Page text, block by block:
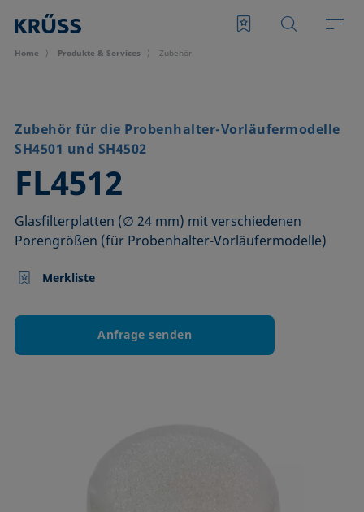
Home Produkte & Services Zubehör
Zubehör für die Probenhalter-Vorläufermodelle
SH4501 und SH4502
FL4512
–
Glasfilterplatten (∅ 24 mm) mit verschiedenen
Porengrößen (für Probenhalter-Vorläufermodelle)
Merkliste
Anfrage senden